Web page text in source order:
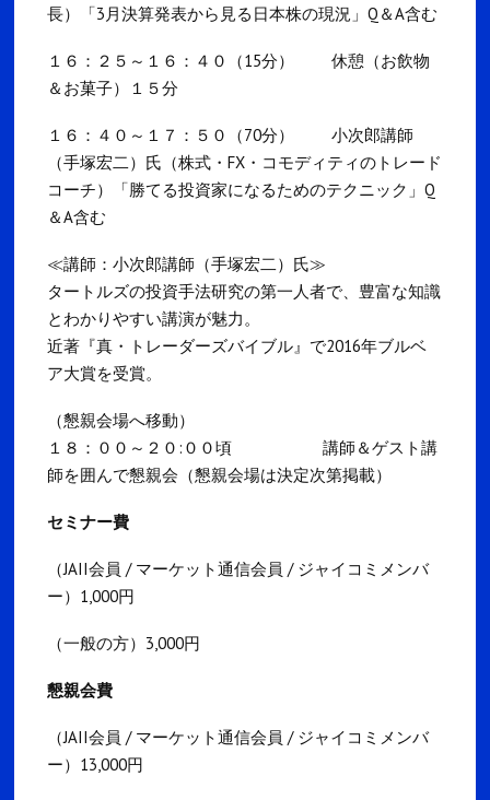
長）「3月決算発表から見る日本株の現況」Q＆A含む
１６：２５～１６：４０（15分） 休憩（お飲物
＆お菓子）１５分
１６：４０～１７：５０（70分） 小次郎講師
（手塚宏二）氏（株式・FX・コモディティのトレード
コーチ）「勝てる投資家になるためのテクニック」Q
＆A含む
≪講師：小次郎講師（手塚宏二）氏≫
タートルズの投資手法研究の第一人者で、豊富な知識
とわかりやすい講演が魅力。
近著『真・トレーダーズバイブル』で2016年ブルベ
ア大賞を受賞。
（懇親会場へ移動）
１８：００～２０:００頃 講師＆ゲスト講
師を囲んで懇親会（懇親会場は決定次第掲載）
セミナー費
（JAII会員 / マーケット通信会員 / ジャイコミメンバ
ー）1,000円
（一般の方）3,000円
懇親会費
（JAII会員 / マーケット通信会員 / ジャイコミメンバ
ー）13,000円